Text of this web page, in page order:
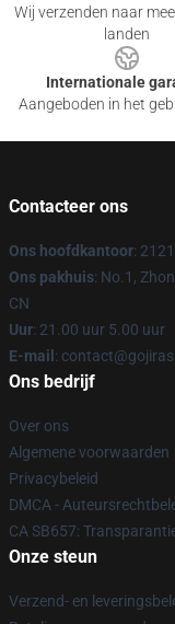
Wij verzenden naar
landen
Internationale
Aangeboden in het
Contacteer ons
Ons hoofdkantoor:
Ons pakhuis: No.1,
CN
Uur: 21.00 uur 5.00 uur
E-mail :
Ons bedrijf
Over ons
Algemene voorwaarden
Privacybeleid
DMCA -
CA SB657:
Onze steun
Verzend- en